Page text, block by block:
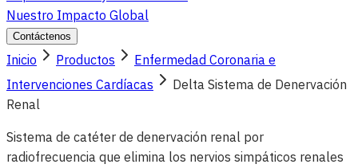
Nuestro Impacto Global
Contáctenos
Inicio Productos
Enfermedad Coronaria e
Intervenciones Cardíacas
Delta Sistema de Denervación
Renal
Sistema de catéter de denervación renal por
radiofrecuencia que elimina los nervios simpáticos renales